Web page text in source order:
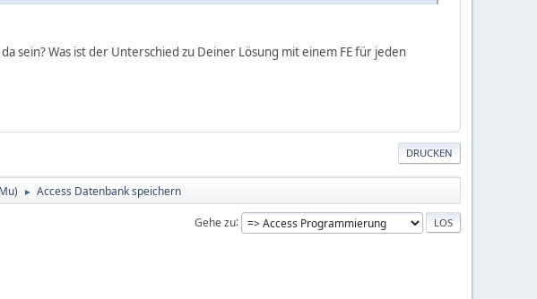
sein? Was ist der Unterschied zu Deiner Lösung mit einem FE für jeden
DRUCKEN
) ► Access Datenbank speichern
Gehe zu